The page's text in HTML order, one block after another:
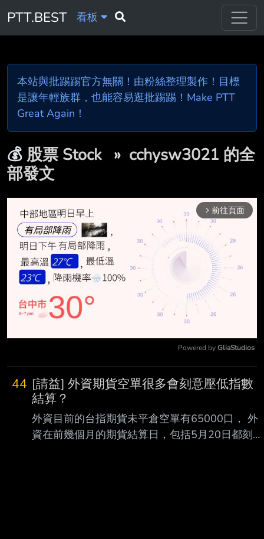
PTT.BEST 看板
本站與批踢踢官方無關！由粉絲整理製作！目標
是讓年輕族群，也能容易逛批踢踢！Make PTT
Great Again！
💰股票 Stock » cchysw3021 的全
部發文
arrow_forward_ios 前往頁面
Powered by GliaStudios
44 [請益] 外資期貨空單很多會刻意壓低指數
結算？
外資目前的台指期貨未平倉空單有65000口， 外
資在前幾個月的期貨結算日，包括5月20日都刻意